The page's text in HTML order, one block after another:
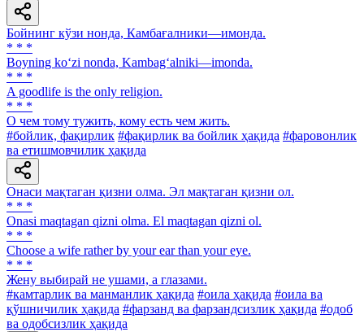
Бойнинг кўзи нонда, Камбағалники—имонда.
* * *
Boyning ko‘zi nonda, Kambag‘alniki—imonda.
* * *
A goodlife is the only religion.
* * *
О чем тому тужить, кому есть чем жить.
#бойлик, фақирлик #фақирлик ва бойлик ҳақида #фаровонлик
ва етишмовчилик ҳақида
Онаси мақтаган қизни олма. Эл мақтаган қизни ол.
* * *
Onasi maqtagan qizni olma. El maqtagan qizni ol.
* * *
Choose a wife rather by your ear than your eye.
* * *
Жену выбирай не ушами, а глазами.
#камтарлик ва манманлик ҳақида #оила ҳақида #оила ва
қўшничилик ҳақида #фарзанд ва фарзандсизлик ҳақида #одоб
ва одобсизлик ҳақида